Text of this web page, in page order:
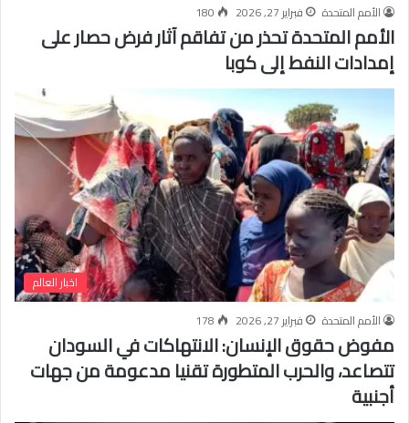
الأمم المتحدة
فبراير 27, 2026 180
الأمم المتحدة تحذر من تفاقم آثار فرض حصار على
إمدادات النفط إلى كوبا
اخبار العالم
الأمم المتحدة
فبراير 27, 2026 178
مفوض حقوق الإنسان: الانتهاكات في السودان
تتصاعد، والحرب المتطورة تقنيا مدعومة من جهات
أجنبية